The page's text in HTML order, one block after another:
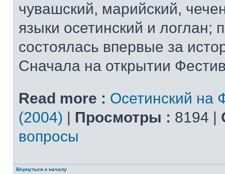
чувашский, марийский,
языки осетинский и логлан;
состоялась впервые за
Сначала на открытии
Read more : Осетинский на
(2004) | Просмотры : 8194 |
вопросы
Вернуться к началу